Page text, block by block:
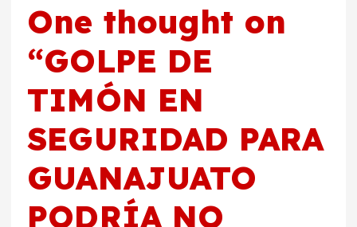
One thought on
“GOLPE DE
TIMÓN EN
SEGURIDAD PARA
GUANAJUATO
PODRÍA NO